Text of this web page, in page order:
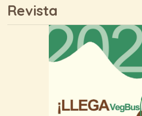
Revista